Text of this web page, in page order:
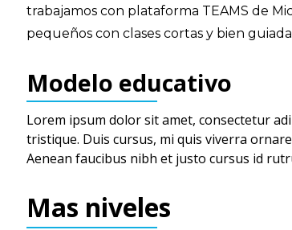
trabajamos con plataforma TEAMS de
pequeños con clases cortas y bien
Modelo educativo
Lorem ipsum dolor sit amet, consectetur
tristique. Duis cursus, mi quis viverra
Aenean faucibus nibh et justo cursus id
Mas niveles